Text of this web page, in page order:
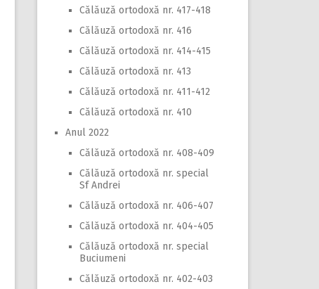
Călăuză ortodoxă nr. 417-418
Călăuză ortodoxă nr. 416
Călăuză ortodoxă nr. 414-415
Călăuză ortodoxă nr. 413
Călăuză ortodoxă nr. 411-412
Călăuză ortodoxă nr. 410
Anul 2022
Călăuză ortodoxă nr. 408-409
Călăuză ortodoxă nr. special
Sf Andrei
Călăuză ortodoxă nr. 406-407
Călăuză ortodoxă nr. 404-405
Călăuză ortodoxă nr. special
Buciumeni
Călăuză ortodoxă nr. 402-403